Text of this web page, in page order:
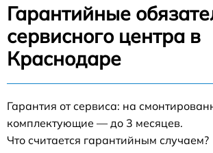
Гарантийные
сервисного центра в
Краснодаре
Гарантия от сервиса: на
комплектующие — до 3 месяцев.
Что считается гарантийным случаем?